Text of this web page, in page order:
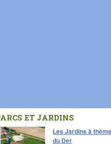
ET JARDINS
Les Jardins à
du Der